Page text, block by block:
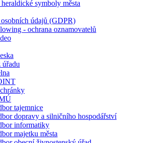
symboly města
údajů (GDPR)
- ochrana oznamovatelů
úřadu
tajemnice
dopravy a silničního hospodářství
informatiky
majetku města